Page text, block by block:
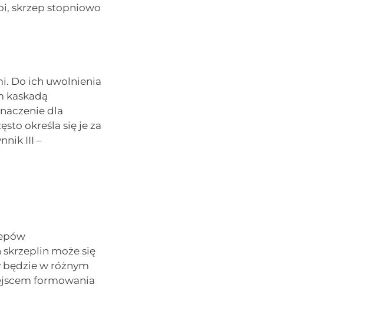
skrzep stopniowo
Do ich uwolnienia
kaskadą
dla
określa się je za
III –
może się
będzie w różnym
formowania